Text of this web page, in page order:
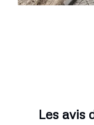
Les avis